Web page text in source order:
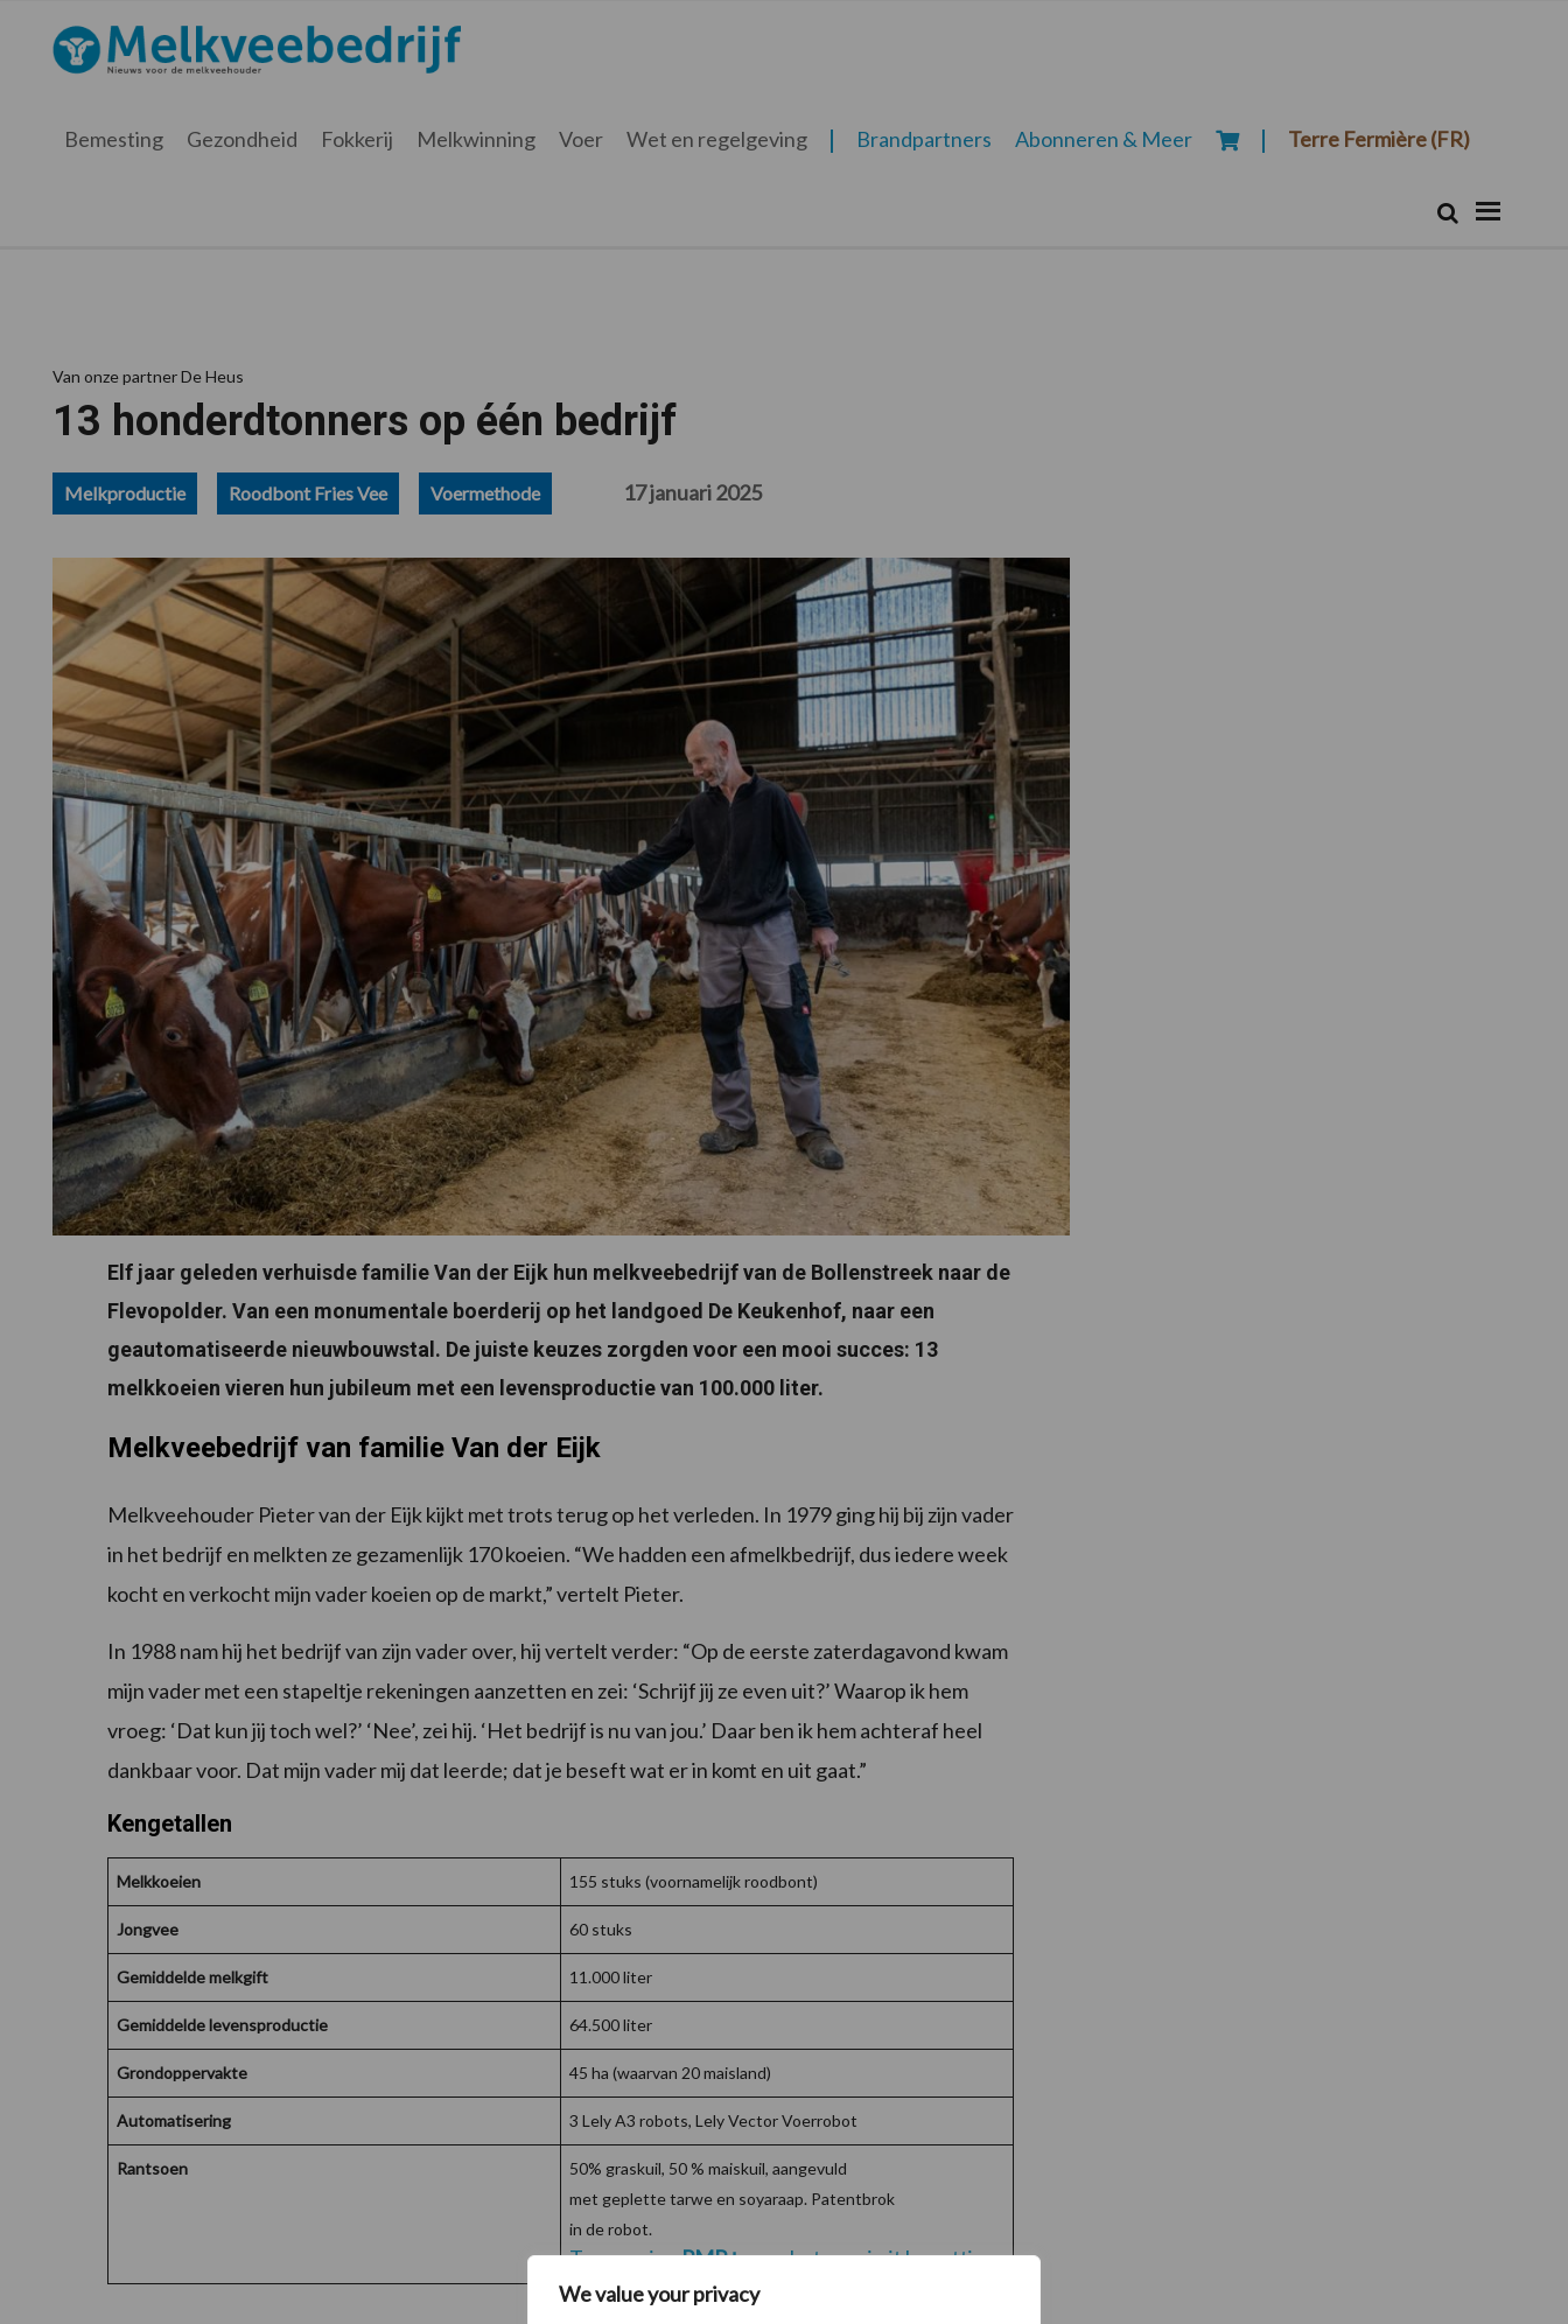
We value your privacy
hoofdnavigatie
hoofd
eerste
voettekst
Melkveebedrijf.be
Nieuws
voor
melkveehouder
Bemesting Gezondheid Fokkerij Melkwinning Voer Wet en regelgeving Brandpartners Abonneren & Meer Terre Fermière (FR)
Zoek
Van onze partner De Heus
13 honderdtonners op één bedrijf
Melkproductie Roodbont Fries Vee Voermethode 17 januari 2025
Elf jaar geleden verhuisde familie Van der Eijk hun melkveebedrijf van de Bollenstreek naar de
Flevopolder. Van een monumentale boerderij op het landgoed De Keukenhof, naar een
geautomatiseerde nieuwbouwstal. De juiste keuzes zorgden voor een mooi succes: 13
melkkoeien vieren hun jubileum met een levensproductie van 100.000 liter.
Melkveebedrijf van familie Van der Eijk
Melkveehouder Pieter van der Eijk kijkt met trots terug op het verleden. In 1979 ging hij bij zijn vader
in het bedrijf en melkten ze gezamenlijk 170 koeien. “We hadden een afmelkbedrijf, dus iedere week
kocht en verkocht mijn vader koeien op de markt,” vertelt Pieter.
In 1988 nam hij het bedrijf van zijn vader over, hij vertelt verder: “Op de eerste zaterdagavond kwam
mijn vader met een stapeltje rekeningen aanzetten en zei: ‘Schrijf jij ze even uit?’ Waarop ik hem
vroeg: ‘Dat kun jij toch wel?’ ‘Nee’, zei hij. ‘Het bedrijf is nu van jou.’ Daar ben ik hem achteraf heel
dankbaar voor. Dat mijn vader mij dat leerde; dat je beseft wat er in komt en uit gaat.”
Kengetallen
Melkkoeien 155 stuks (voornamelijk roodbont)
Jongvee 60 stuks
Gemiddelde melkgift 11.000 liter
Gemiddelde levensproductie 64.500 liter
Grondoppervakte 45 ha (waarvan 20 maisland)
Automatisering 3 Lely A3 robots, Lely Vector Voerrobot
Rantsoen
50% graskuil, 50 % maiskuil, aangevuld
met geplette tarwe en soyaraap. Patentbrok
in de robot.
ToevoegingPMR+voor betere eiwit benutting.